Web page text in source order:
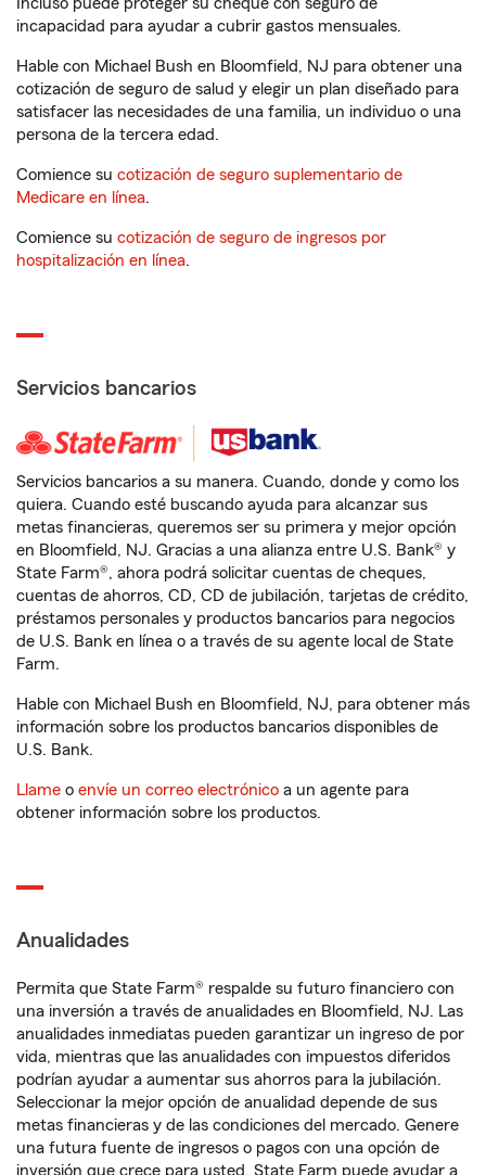
Incluso puede proteger su cheque con seguro de
incapacidad para ayudar a cubrir gastos mensuales.
Hable con Michael Bush en Bloomfield, NJ para obtener una
cotización de seguro de salud y elegir un plan diseñado para
satisfacer las necesidades de una familia, un individuo o una
persona de la tercera edad.
Comience su cotización de seguro suplementario de
Medicare en línea.
Comience su cotización de seguro de ingresos por
hospitalización en línea.
Servicios bancarios
Servicios bancarios a su manera. Cuando, donde y como los
quiera. Cuando esté buscando ayuda para alcanzar sus
metas financieras, queremos ser su primera y mejor opción
en Bloomfield, NJ. Gracias a una alianza entre U.S. Bank® y
State Farm®, ahora podrá solicitar cuentas de cheques,
cuentas de ahorros, CD, CD de jubilación, tarjetas de crédito,
préstamos personales y productos bancarios para negocios
de U.S. Bank en línea o a través de su agente local de State
Farm.
Hable con Michael Bush en Bloomfield, NJ, para obtener más
información sobre los productos bancarios disponibles de
U.S. Bank.
Llame o envíe un correo electrónico a un agente para
obtener información sobre los productos.
Anualidades
Permita que State Farm® respalde su futuro financiero con
una inversión a través de anualidades en Bloomfield, NJ. Las
anualidades inmediatas pueden garantizar un ingreso de por
vida, mientras que las anualidades con impuestos diferidos
podrían ayudar a aumentar sus ahorros para la jubilación.
Seleccionar la mejor opción de anualidad depende de sus
metas financieras y de las condiciones del mercado. Genere
una futura fuente de ingresos o pagos con una opción de
inversión que crece para usted. State Farm puede ayudar a